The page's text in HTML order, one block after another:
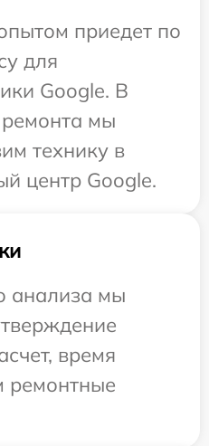
приедет по
для
Google. В
мы
технику в
центр Google.
анализа мы
время
ремонтные